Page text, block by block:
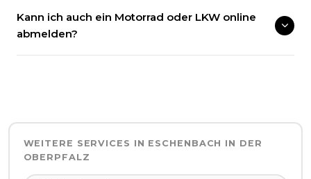
Kann ich auch ein Motorrad oder LKW online
abmelden?
WEITERE SERVICES IN ESCHENBACH IN DER
OBERPFALZ